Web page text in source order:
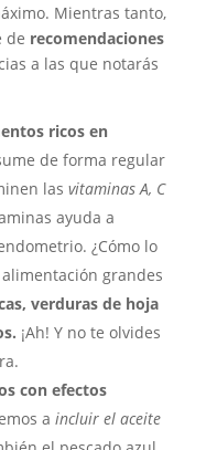
Mientras tanto,
de recomendaciones
a las que notarás
ricos en
de forma regular
las vitaminas A, C
ayuda a
¿Cómo lo
grandes
verduras de hoja
¡Ah! Y no te olvides
con efectos
a incluir el aceite